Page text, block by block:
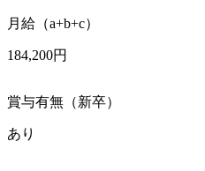
月給（a+b+c）
184,200円
賞与有無（新卒）
あり